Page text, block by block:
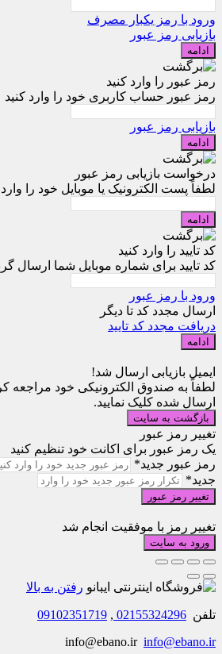
ورود با رمز یکبار مصرف
بازیابی رمز عبور
ادامه
رمز عبور را وارد کنید
رمز عبور حساب کاربری خود را وارد کنید
بازیابی رمز عبور
ادامه
درخواست بازیابی رمز عبور
لطفاً پست الکترونیک یا موبایل خود را وارد
ادامه
کد تایید را وارد کنید
کد تایید برای شماره موبایل شما ارسال
ورود با رمز عبور
ارسال مجدد کد تا دیگر
دریافت مجدد کد تایید
ادامه
ایمیل بازیابی ارسال شد!
لطفاً به صندوق الکترونیکی خود مراجعه
ارسال شده کلیک نمایید.
بازگشت به سایت
تغییر رمز عبور
یک رمز عبور برای اکانت خود تنظیم کنید
رمز عبور جدید*
جدید*
تغییر رمز عبور
تغییر رمز با موفقیت انجام شد
ورود به سایت
رفتن به بالا
تلفن 02155324296
,
09102351719
info@ebano.ir info@ebano.ir